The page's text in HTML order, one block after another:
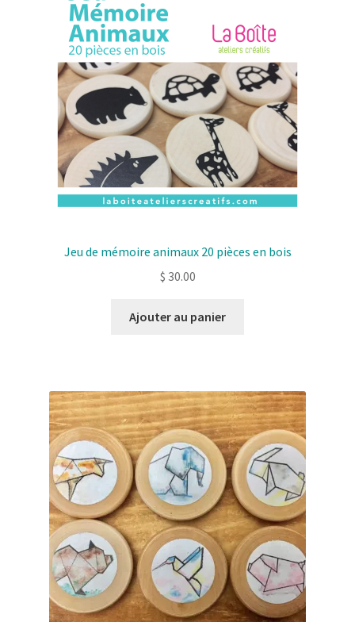
peuvent
être
choisies
sur
la
page
de
produit
Jeu de mémoire animaux 20 pièces en bois
$ 30.00
Ajouter au panier